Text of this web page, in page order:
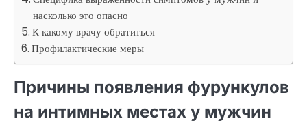
насколько это опасно
К какому врачу обратиться
Профилактические меры
Причины появления фурункулов
на интимных местах у мужчин